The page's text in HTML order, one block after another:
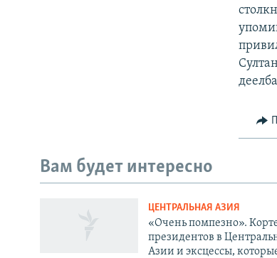
Вам будет интересно
ЦЕНТРАЛЬНАЯ АЗИЯ
«Очень помпезно».
президентов в
Азии и эксцессы,